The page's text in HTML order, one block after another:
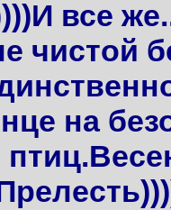
все
чистой
на